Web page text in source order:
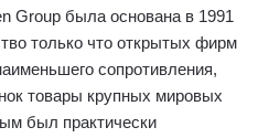
Group была основана в 1991
только что открытых фирм
сопротивления,
товары крупных мировых
был практически